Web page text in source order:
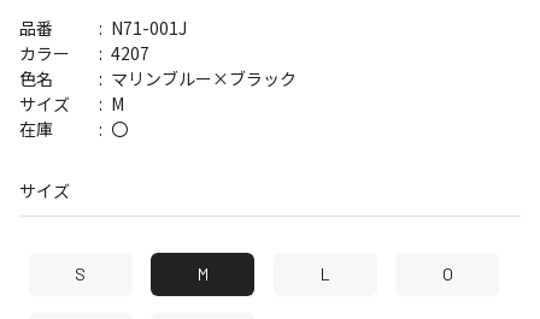
品番 N71-001J
サイズ M
カラー 4207
在庫 〇
色名 マリンブルー×ブラック
サイズ
S M L O